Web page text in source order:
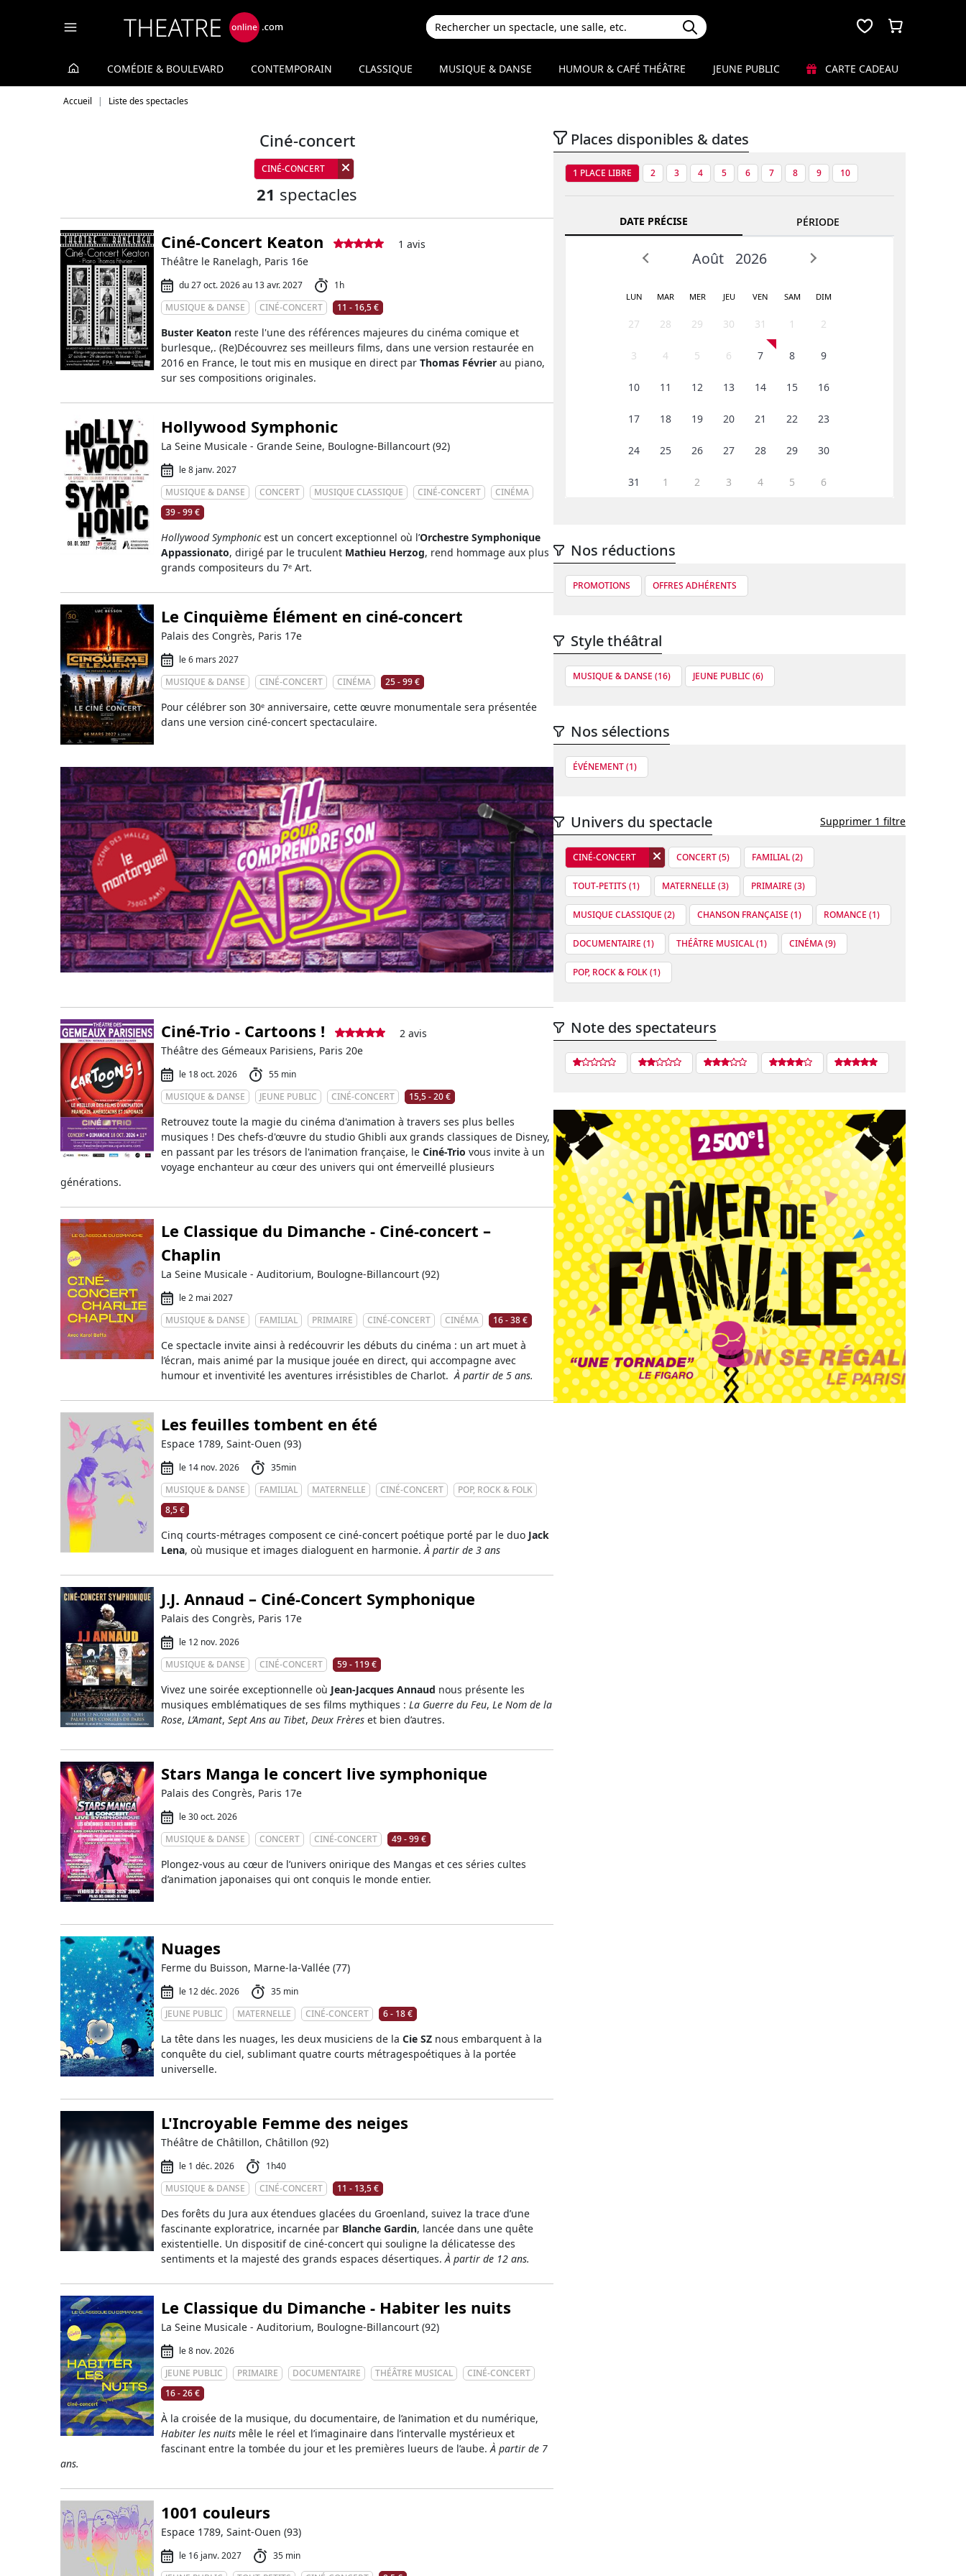
COMÉDIE & BOULEVARD CONTEMPORAIN CLASSIQUE MUSIQUE & DANSE HUMOUR & CAFÉ THÉÂTRE JEUNE PUBLIC CARTE CADEAU
Accueil Liste des spectacles
Ciné-concert
CINÉ-CONCERT
21 spectacles
Ciné-Concert Keaton
1 avis
Théâtre le Ranelagh, Paris 16e
du 27 oct. 2026 au 13 avr. 2027
1h
MUSIQUE & DANSE
CINÉ-CONCERT 11 - 16,5 €
Buster Keaton reste l'une des références majeures du cinéma comique et
burlesque,. (Re)Découvrez ses meilleurs films, dans une version restaurée en
2016 en France, le tout mis en musique en direct par Thomas Février au piano,
sur ses compositions originales.
Hollywood Symphonic
La Seine Musicale - Grande Seine, Boulogne-Billancourt (92)
le 8 janv. 2027
MUSIQUE & DANSE
CONCERT MUSIQUE CLASSIQUE CINÉ-CONCERT
CINÉMA
39 - 99 €
Hollywood Symphonicest un concert exceptionnel où l’Orchestre Symphonique
Appassionato, dirigé par le truculent Mathieu Herzog, rend hommage aux plus
grands compositeurs du 7ᵉ Art.
Le Cinquième Élément en ciné-concert
Palais des Congrès, Paris 17e
le 6 mars 2027
MUSIQUE & DANSE
CINÉ-CONCERT CINÉMA 25 - 99 €
Pour célébrer son 30ᵉ anniversaire, cette œuvre monumentale sera présentée
dans une version ciné-concert spectaculaire.
Ciné-Trio - Cartoons !
2 avis
Théâtre des Gémeaux Parisiens, Paris 20e
le 18 oct. 2026
55 min
MUSIQUE & DANSE
JEUNE PUBLIC CINÉ-CONCERT 15,5 - 20 €
Retrouvez toute la magie du cinéma d'animation à travers ses plus belles
musiques ! Des chefs-d'œuvre du studio Ghibli aux grands classiques de Disney,
en passant par les trésors de l'animation française, le Ciné-Trio vous invite à un
voyage enchanteur au cœur des univers qui ont émerveillé plusieurs
générations.
Le Classique du Dimanche - Ciné-concert –
Chaplin
La Seine Musicale - Auditorium, Boulogne-Billancourt (92)
le 2 mai 2027
MUSIQUE & DANSE
FAMILIAL PRIMAIRE CINÉ-CONCERT CINÉMA 16 - 38 €
Ce spectacle invite ainsi à redécouvrir les débuts du cinéma : un art muet à
l’écran, mais animé par la musique jouée en direct, qui accompagne avec
humour et inventivité les aventures irrésistibles de Charlot.À partir de 5 ans.
Les feuilles tombent en été
Espace 1789, Saint-Ouen (93)
le 14 nov. 2026
35min
MUSIQUE & DANSE
FAMILIAL MATERNELLE CINÉ-CONCERT
POP, ROCK & FOLK
8,5 €
Cinq courts-métrages composent ce ciné-concert poétique porté par le duo Jack
Lena, où musique et images dialoguent en harmonie.À partir de 3 ans
J.J. Annaud – Ciné-Concert Symphonique
Palais des Congrès, Paris 17e
le 12 nov. 2026
MUSIQUE & DANSE
CINÉ-CONCERT 59 - 119 €
Vivez une soirée exceptionnelle où Jean-Jacques Annaud nous présente les
musiques emblématiques de ses films mythiques : La Guerre du Feu, Le Nom de la
Rose, L’Amant, Sept Ans au Tibet, Deux Frères et bien d’autres.
Stars Manga le concert live symphonique
Palais des Congrès, Paris 17e
le 30 oct. 2026
MUSIQUE & DANSE
CONCERT CINÉ-CONCERT 49 - 99 €
Plongez-vous au cœur de l’univers onirique des Mangas et ces séries cultes
d’animation japonaises qui ont conquis le monde entier.
Nuages
Ferme du Buisson, Marne-la-Vallée (77)
le 12 déc. 2026
35 min
JEUNE PUBLIC
MATERNELLE CINÉ-CONCERT 6 - 18 €
La tête dans les nuages, les deux musiciens de la Cie SZ nous embarquent à la
conquête du ciel, sublimant quatre courts métragespoétiques à la portée
universelle.
L'Incroyable Femme des neiges
Théâtre de Châtillon, Châtillon (92)
le 1 déc. 2026
1h40
MUSIQUE & DANSE
CINÉ-CONCERT 11 - 13,5 €
Des forêts du Jura aux étendues glacées du Groenland, suivez la trace d’une
fascinante exploratrice, incarnée par Blanche Gardin, lancée dans une quête
existentielle. Un dispositif de ciné-concert qui souligne la délicatesse des
sentiments et la majesté des grands espaces désertiques.À partir de 12 ans.
Le Classique du Dimanche - Habiter les nuits
La Seine Musicale - Auditorium, Boulogne-Billancourt (92)
le 8 nov. 2026
JEUNE PUBLIC
PRIMAIRE DOCUMENTAIRE THÉÂTRE MUSICAL
CINÉ-CONCERT
16 - 26 €
À la croisée de la musique, du documentaire, de l’animation et du numérique,
Habiter les nuits mêle le réel et l’imaginaire dans l’intervalle mystérieux et
fascinant entre la tombée du jour et les premières lueurs de l’aube.À partir de 7
ans.
1001 couleurs
Espace 1789, Saint-Ouen (93)
le 16 janv. 2027
35 min
Places disponibles & dates
1 PLACE LIBRE 2 3 4 5 6 7 8 9 10
DATE PRÉCISE PÉRIODE
Prev
Août 2026
Next
LUN MAR MER JEU VEN SAM DIM
27 28 29 30 31 1 2
3 4 5 6 7 8 9
10 11 12 13 14 15 16
17 18 19 20 21 22 23
24 25 26 27 28 29 30
31 1 2 3 4 5 6
Nos réductions
PROMOTIONS OFFRES ADHÉRENTS
Style théâtral
MUSIQUE & DANSE (16) JEUNE PUBLIC (6)
Nos sélections
ÉVÉNEMENT (1)
Univers du spectacle Supprimer 1 filtre
CINÉ-CONCERT CONCERT (5) FAMILIAL (2)
TOUT-PETITS (1) MATERNELLE (3) PRIMAIRE (3)
MUSIQUE CLASSIQUE (2) CHANSON FRANÇAISE (1) ROMANCE (1)
DOCUMENTAIRE (1) THÉÂTRE MUSICAL (1) CINÉMA (9)
POP, ROCK & FOLK (1)
Note des spectateurs